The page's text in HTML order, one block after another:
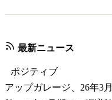
最新ニュース
ポジティブ
アップガレージ、26年3